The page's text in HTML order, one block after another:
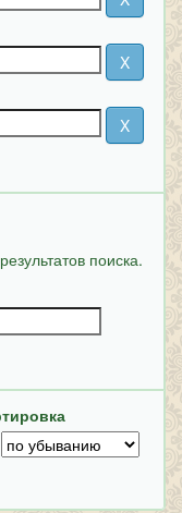
поиска.